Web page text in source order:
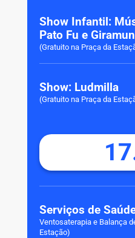
Show Infantil:
Pato Fu e
(Gratuito na Praça da
Show: Ludmilla
(Gratuito na Praça da
Serviços de
Ventosaterapia e Balança
Estação)